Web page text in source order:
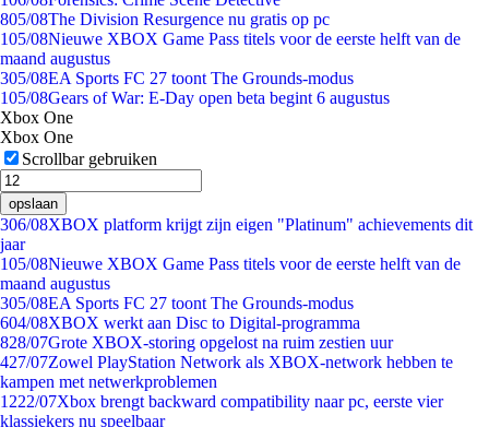
805/08The Division Resurgence nu gratis op pc
105/08Nieuwe XBOX Game Pass titels voor de eerste helft van de
maand augustus
305/08EA Sports FC 27 toont The Grounds-modus
105/08Gears of War: E-Day open beta begint 6 augustus
Xbox One
Xbox One
Scrollbar gebruiken
opslaan
306/08XBOX platform krijgt zijn eigen "Platinum" achievements dit
jaar
105/08Nieuwe XBOX Game Pass titels voor de eerste helft van de
maand augustus
305/08EA Sports FC 27 toont The Grounds-modus
604/08XBOX werkt aan Disc to Digital-programma
828/07Grote XBOX-storing opgelost na ruim zestien uur
427/07Zowel PlayStation Network als XBOX-network hebben te
kampen met netwerkproblemen
1222/07Xbox brengt backward compatibility naar pc, eerste vier
klassiekers nu speelbaar